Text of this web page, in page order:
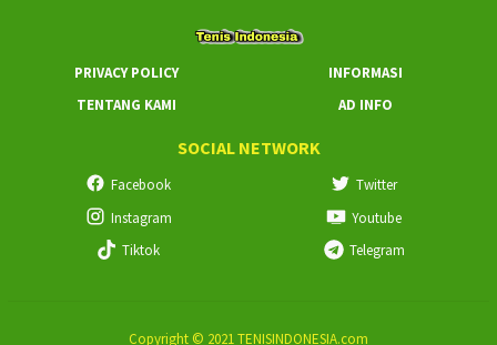
PRIVACY POLICY
INFORMASI
TENTANG KAMI
AD INFO
SOCIAL NETWORK
Facebook
Twitter
Instagram
Youtube
Tiktok
Telegram
Copyright © 2021 TENISINDONESIA.com